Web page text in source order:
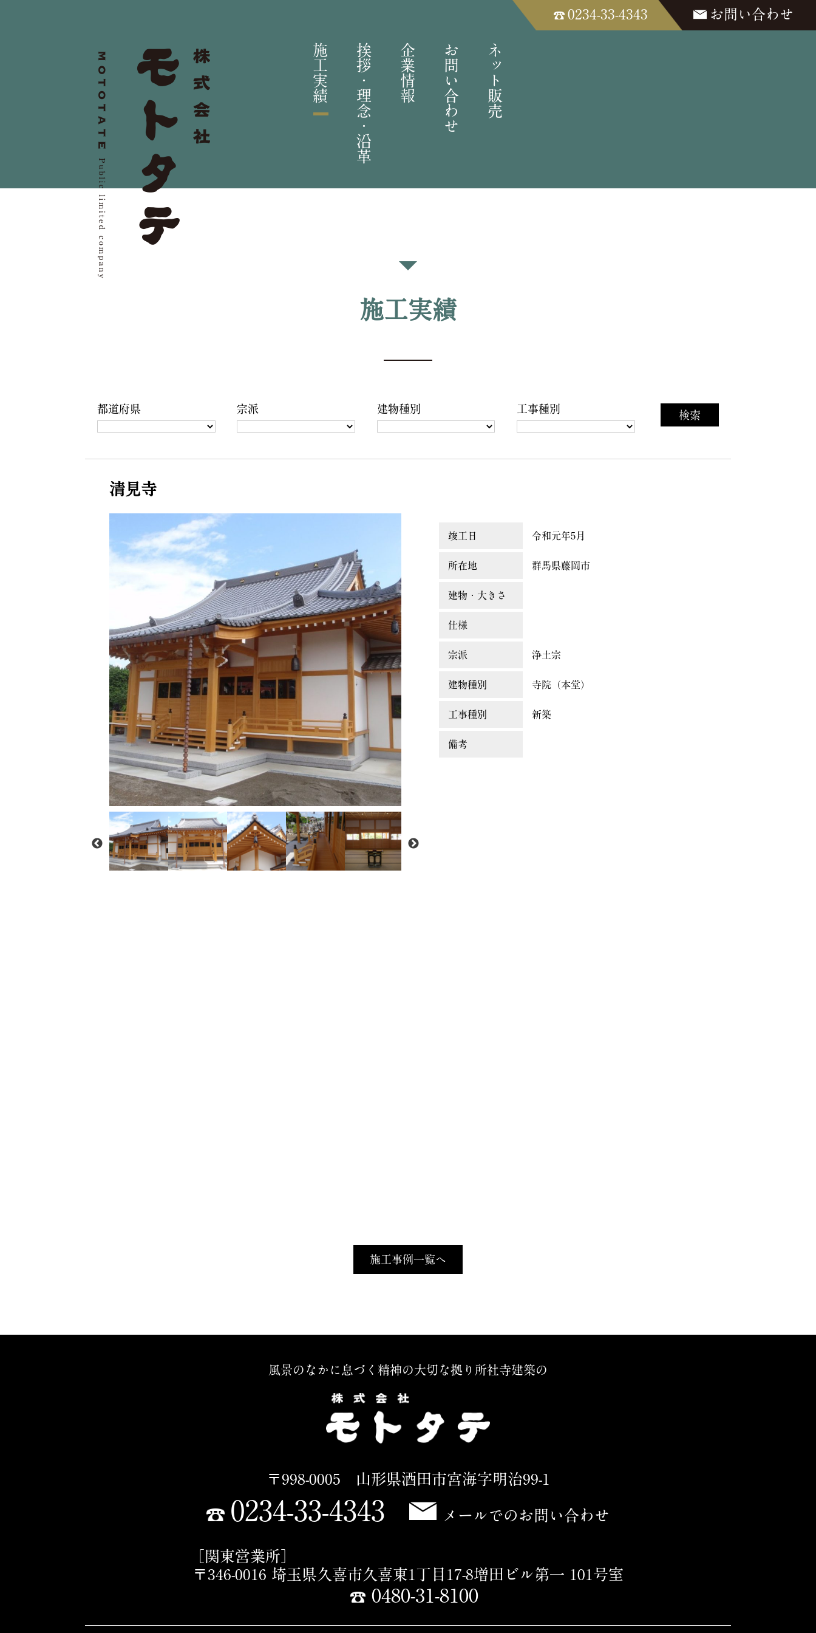
施工実績 挨拶・理念・沿革 企業情報 お問い合わせ ネット販売
0234-33-4343 お問い合わせ
施工実績
都道府県 宗派 建物種別 工事種別
清見寺
竣工日 令和元年5月
所在地 群馬県藤岡市
建物・大きさ
仕様
宗派 浄土宗
建物種別 寺院（本堂）
工事種別 新築
備考
施工事例一覧へ
風景のなかに息づく精神の大切な拠り所社寺建築の
〒998-0005 山形県酒田市宮海字明治99-1
0234-33-4343 メールでのお問い合わせ
［関東営業所］
〒346-0016 埼玉県久喜市久喜東1丁目17-8増田ビル第一 101号室
0480-31-8100